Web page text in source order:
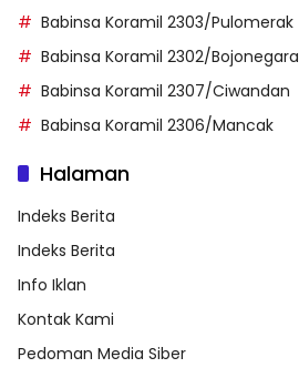
Babinsa Koramil 2303/Pulomerak
Babinsa Koramil 2302/Bojonegara
Babinsa Koramil 2307/Ciwandan
Babinsa Koramil 2306/Mancak
Halaman
Indeks Berita
Indeks Berita
Info Iklan
Kontak Kami
Pedoman Media Siber